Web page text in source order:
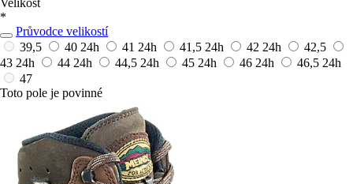
*
Průvodce velikostí
39,5
40 24h 41 24h 41,5 24h 42 24h
42,5
43 24h 44 24h 44,5 24h 45 24h 46 24h 46,5 24h
47
Toto pole je povinné